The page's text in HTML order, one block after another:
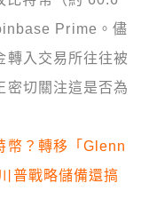
Prime。儘
轉入交易所往往被
密切關注這是否為
幣？轉移「Glenn
普戰略儲備還搞